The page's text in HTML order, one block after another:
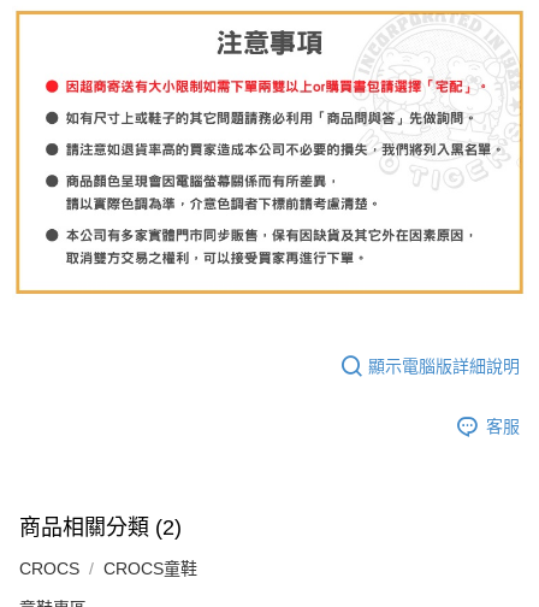
顯示電腦版詳細說明
客服
商品相關分類 (2)
CROCS CROCS童鞋